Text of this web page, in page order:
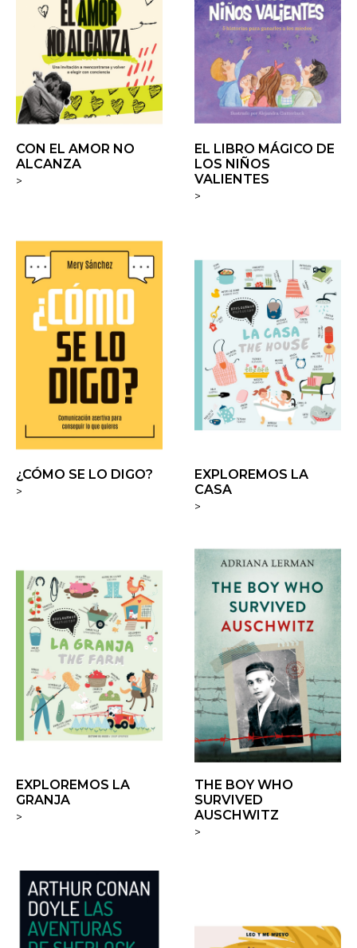
CON EL AMOR NO
ALCANZA
>
EL LIBRO MÁGICO DE
LOS NIÑOS
VALIENTES
>
¿CÓMO SE LO DIGO?
>
EXPLOREMOS LA
CASA
>
EXPLOREMOS LA
GRANJA
>
THE BOY WHO
SURVIVED
AUSCHWITZ
>